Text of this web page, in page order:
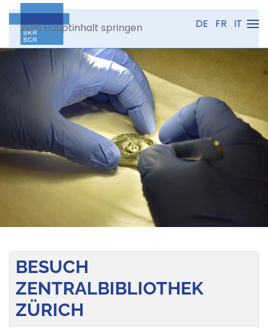
Zum Hauptinhalt springen DE FR IT
BESUCH
ZENTRALBIBLIOTHEK
ZÜRICH